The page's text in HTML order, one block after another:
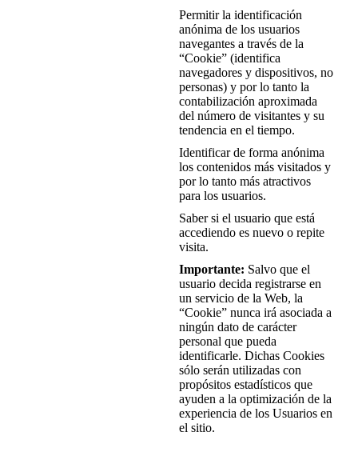
Permitir la identificación
anónima de los usuarios
navegantes a través de la
“Cookie” (identifica
navegadores y dispositivos, no
personas) y por lo tanto la
contabilización aproximada
del número de visitantes y su
tendencia en el tiempo.
Identificar de forma anónima
los contenidos más visitados y
por lo tanto más atractivos
para los usuarios.
Saber si el usuario que está
accediendo es nuevo o repite
visita.
Importante: Salvo que el
usuario decida registrarse en
un servicio de la Web, la
“Cookie” nunca irá asociada a
ningún dato de carácter
personal que pueda
identificarle. Dichas Cookies
sólo serán utilizadas con
propósitos estadísticos que
ayuden a la optimización de la
experiencia de los Usuarios en
el sitio.